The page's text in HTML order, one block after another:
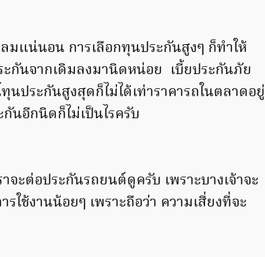
มแน่นอน การเลือกทุนประกันสูงๆ ก็ทำให้
ะกันจากเดิมลงมานิดหน่อย เบี้ยประกันภัย
ประกันสูงสุดก็ไม่ได้เท่าราคารถในตลาดอยู่
นอีกนิดก็ไม่เป็นไรครับ
ะต่อประกันรถยนต์ดูครับ เพราะบางเจ้าจะ
ช้งานน้อยๆ เพราะถือว่า ความเสี่ยงที่จะ